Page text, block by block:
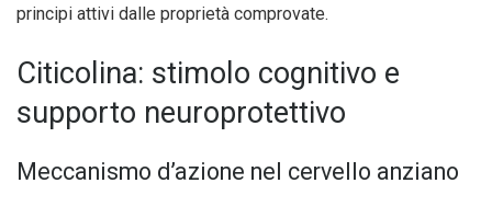
principi attivi dalle proprietà comprovate.
Citicolina: stimolo cognitivo e
supporto neuroprotettivo
Meccanismo d’azione nel cervello anziano